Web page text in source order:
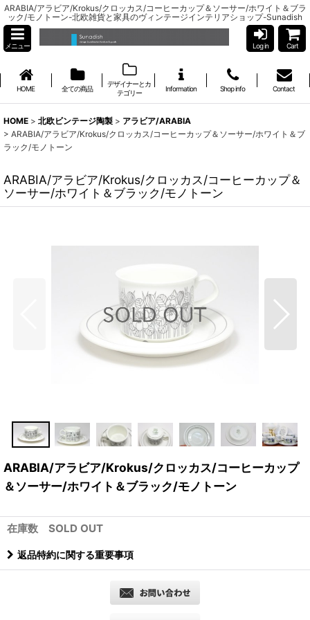
ARABIA/アラビア/Krokus/クロッカス/コーヒーカップ＆ソーサー/ホワイト＆ブラ
ック/モノトーン-北欧雑貨と家具のヴィンテージインテリアショップ-Sunadish
メニュー Log in Cart
HOME 全ての商品
デザイナーとカ
テゴリー
Information Shop info Contact
HOME > 北欧ビンテージ陶製 > アラビア/ARABIA
> ARABIA/アラビア/Krokus/クロッカス/コーヒーカップ＆ソーサー/ホワイト＆ブ
ラック/モノトーン
ARABIA/アラビア/Krokus/クロッカス/コーヒーカップ＆
ソーサー/ホワイト＆ブラック/モノトーン
ARABIA/アラビア/Krokus/クロッカス/コーヒーカップ
＆ソーサー/ホワイト＆ブラック/モノトーン
在庫数 SOLD OUT
返品特約に関する重要事項